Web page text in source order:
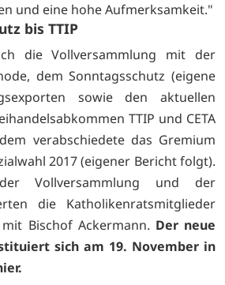
und eine hohe Aufmerksamkeit."
bis TTIP
die Vollversammlung mit der
dem Sonntagsschutz (eigene
sowie den aktuellen
TTIP und CETA
verabschiedete das Gremium
2017 (eigener Bericht folgt).
Vollversammlung und der
die Katholikenratsmitglieder
Bischof Ackermann. Der neue
sich am 19. November in